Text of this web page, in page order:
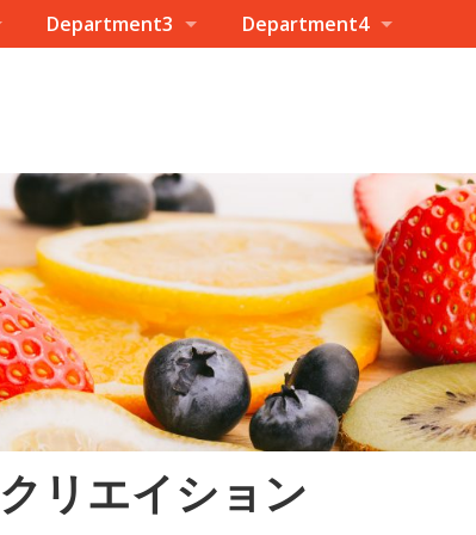
Department3 Department4
リエイション